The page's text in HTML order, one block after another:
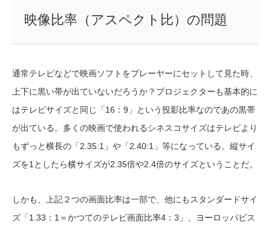
映像比率（アスペクト比）の問題
通常テレビなどで映画ソフトをプレーヤーにセットして見た時、
上下に黒い帯が出ていないだろうか？プロジェクターも基本的に
はテレビサイズと同じ「16：9」という投影比率なのであの黒帯
が出ている。多くの映画で使われるシネスコサイズはテレビより
もずっと横長の「2.35:1」や「2.40:1」等になっている。縦サイ
ズを1としたら横サイズが2.35倍や2.4倍のサイズということだ。
しかも、上記２つの画面比率は一部で、他にもスタンダードサイ
ズ「1.33：1＝かつてのテレビ画面比率4：3」、ヨーロッパビス